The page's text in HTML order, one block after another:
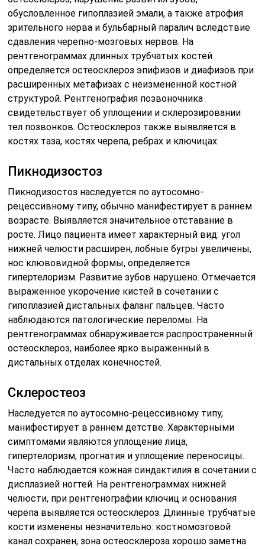
обусловленное гипоплазией эмали, а также атрофия
зрительного нерва и бульбарный паралич вследствие
сдавления черепно-мозговых нервов. На
рентгенограммах длинных трубчатых костей
определяется остеосклероз эпифизов и диафизов при
расширенных метафизах с неизмененной костной
структурой. Рентгенография позвоночника
свидетельствует об уплощении и склерозировании
тел позвонков. Остеосклероз также выявляется в
костях таза, костях черепа, ребрах и ключицах.
Пикнодизостоз
Пикнодизостоз наследуется по аутосомно-
рецессивному типу, обычно манифестирует в раннем
возрасте. Выявляется значительное отставание в
росте. Лицо пациента имеет характерный вид: угол
нижней челюсти расширен, лобные бугры увеличены,
нос клювовидной формы, определяется
гипертелоризм. Развитие зубов нарушено. Отмечается
выраженное укорочение кистей в сочетании с
гипоплазией дистальных фаланг пальцев. Часто
наблюдаются патологические переломы. На
рентгенограммах обнаруживается распространенный
остеосклероз, наиболее ярко выраженный в
дистальных отделах конечностей.
Склеростеоз
Наследуется по аутосомно-рецессивному типу,
манифестирует в раннем детстве. Характерными
симптомами являются уплощение лица,
гипертелоризм, прогнатия и уплощение переносицы.
Часто наблюдается кожная синдактилия в сочетании с
дисплазией ногтей. На рентгенограммах нижней
челюсти, при рентгенографии ключиц и основания
черепа выявляется остеосклероз. Длинные трубчатые
кости изменены незначительно: костномозговой
канал сохранен, зона остеосклероза хорошо заметна